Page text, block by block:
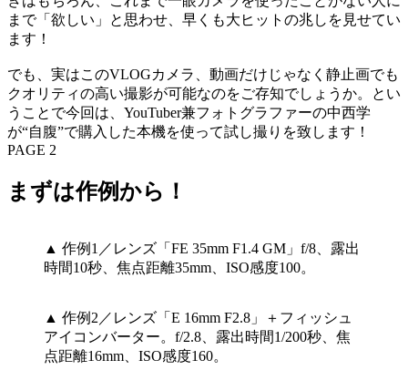
まで「欲しい」と思わせ、早くも大ヒットの兆しを見せてい
ます！
でも、実はこのVLOGカメラ、動画だけじゃなく静止画でも
クオリティの高い撮影が可能なのをご存知でしょうか。とい
うことで今回は、YouTuber兼フォトグラファーの中西学
が“自腹”で購入した本機を使って試し撮りを致します！
PAGE 2
まずは作例から！
▲ 作例1／レンズ「FE 35mm F1.4 GM」f/8、露出
時間10秒、焦点距離35mm、ISO感度100。
▲ 作例2／レンズ「E 16mm F2.8」＋フィッシュ
アイコンバーター。f/2.8、露出時間1/200秒、焦
点距離16mm、ISO感度160。